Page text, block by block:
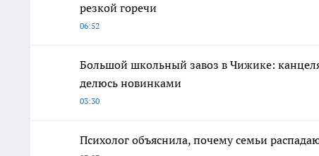
резкой горечи
06:52
Большой школьный завоз в Чижике:
делюсь новинками
03:30
Психолог объяснила, почему семьи